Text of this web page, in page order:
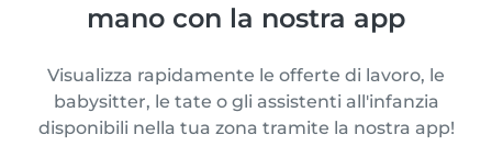
mano con la nostra app
Visualizza rapidamente le offerte di lavoro, le
babysitter, le tate o gli assistenti all'infanzia
disponibili nella tua zona tramite la nostra app!